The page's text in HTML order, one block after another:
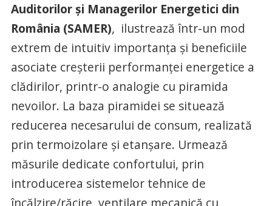
Auditorilor și Managerilor Energetici din
România (SAMER), ilustrează într-un mod
extrem de intuitiv importanța și beneficiile
asociate creșterii performanței energetice a
clădirilor, printr-o analogie cu piramida
nevoilor. La baza piramidei se situează
reducerea necesarului de consum, realizată
prin termoizolare și etanșare. Urmează
măsurile dedicate confortului, prin
introducerea sistemelor tehnice de
încălzire/răcire, ventilare mecanică cu